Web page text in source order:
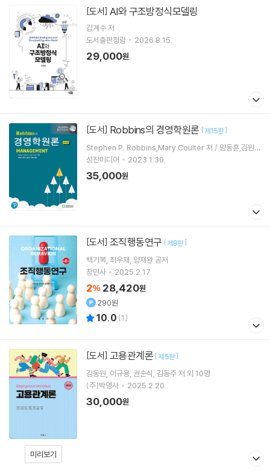
[도서] AI와 구조방정식모델링
김계수저
도서출판청람
2026.8.15.
29,000원
[도서] Robbins의 경영학원론 [제15판]
Stephen P. Robbins,Mary Coulter 저 / 양동훈,김원
석,임효창,장윤희 역
성진미디어 2023.1.30.
35,000원
[도서] 조직행동연구 [제8판]
백기복 최우재 양재완 공저
창민사
2025.2.17.
2% 28,420원
290원
10.0 (1)
미리보기
[도서] 고용관계론 [제5판]
김동원 이규용 권순식 김동주저 외 10명
(주)박영사
2025.2.20.
30,000원